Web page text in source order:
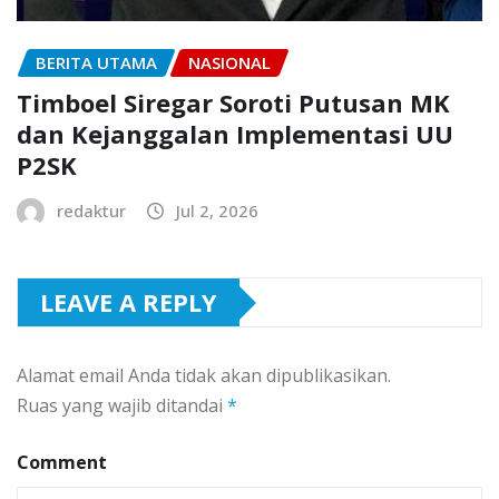
BERITA UTAMA NASIONAL
Timboel Siregar Soroti Putusan MK
dan Kejanggalan Implementasi UU
P2SK
redaktur Jul 2, 2026
LEAVE A REPLY
Alamat email Anda tidak akan dipublikasikan.
Ruas yang wajib ditandai *
Comment